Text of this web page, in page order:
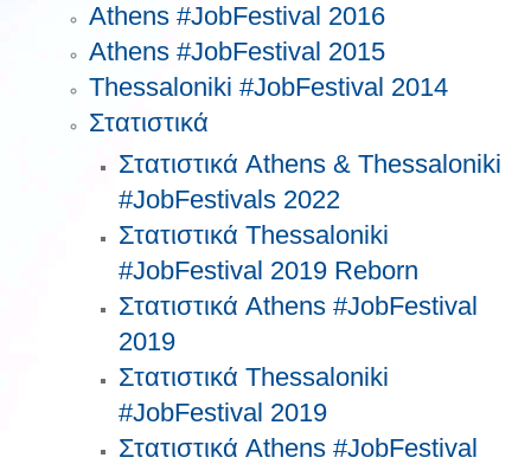
Athens #JobFestival 2016
Athens #JobFestival 2015
Thessaloniki #JobFestival 2014
Στατιστικά
Στατιστικά Athens & Thessaloniki
#JobFestivals 2022
Στατιστικά Thessaloniki
#JobFestival 2019 Reborn
Στατιστικά Athens #JobFestival
2019
Στατιστικά Thessaloniki
#JobFestival 2019
Στατιστικά Athens #JobFestival